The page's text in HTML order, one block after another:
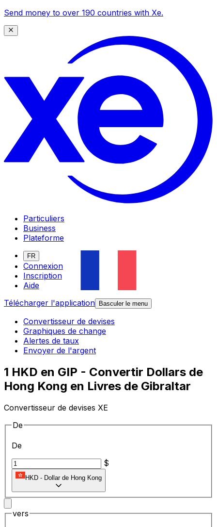
Send money to over 190 countries with Xe.
Particuliers
Business
Plateforme
FR
Connexion
Inscription
Aide
Télécharger l'application
Basculer le menu
Convertisseur de devises
Graphiques de change
Alertes de taux
Envoyer de l'argent
1 HKD en GIP - Convertir Dollars de
Hong Kong en Livres de Gibraltar
Convertisseur de devises XE
De
De
$
HKD - Dollar de Hong Kong
vers